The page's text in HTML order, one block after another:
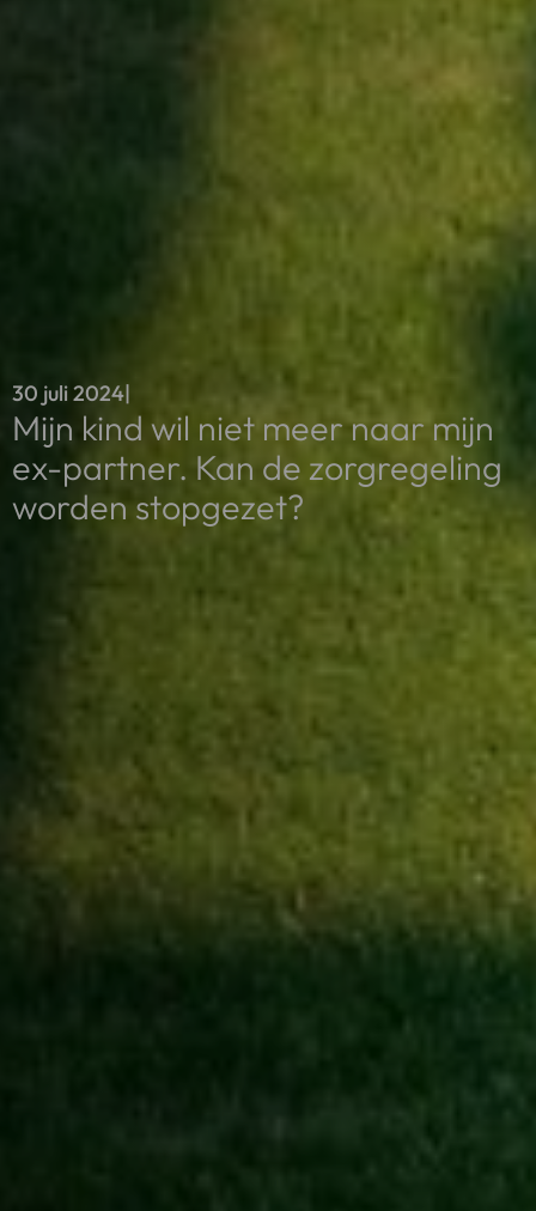
30 juli 2024|
Mijn kind wil niet meer naar mijn
ex-partner. Kan de zorgregeling
worden stopgezet?